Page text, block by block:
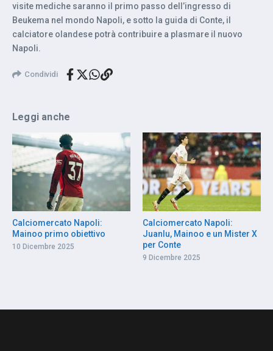
visite mediche saranno il primo passo dell’ingresso di
Beukema nel mondo Napoli, e sotto la guida di Conte, il
calciatore olandese potrà contribuire a plasmare il nuovo
Napoli.
Condividi
Leggi anche
Calciomercato Napoli:
Mainoo primo obiettivo
10 Dicembre 2025
Calciomercato Napoli:
Juanlu, Mainoo e un Mister X
per Conte
9 Dicembre 2025